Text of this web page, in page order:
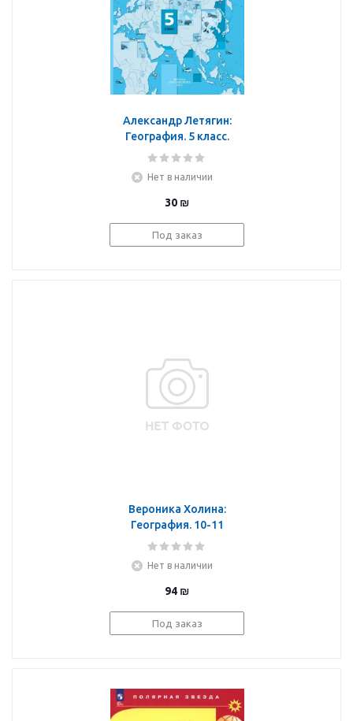
Александр Летягин:
География. 5 класс.
Контурные карты с
Нет в наличии
30 ₪
Под заказ
Вероника Холина:
География. 10-11
классы. Атлас.
Нет в наличии
94 ₪
Под заказ